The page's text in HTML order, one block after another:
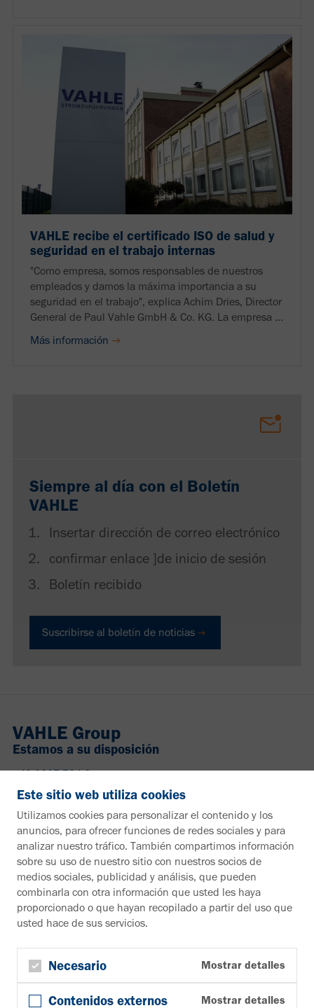
VAHLE recibe el certificado ISO de salud y
seguridad en el trabajo internas
"Como empresa, somos responsables de nuestros
empleados y damos la máxima importancia a su
seguridad en el trabajo", explica Achim Dries, Director
General de Paul Vahle GmbH & Co. KG. La empresa ...
Más información
Siempre al día con el Boletín
VAHLE
Insertar dirección de correo electrónico
confirmar enlace ]de inicio de sesión
Boletín recibido
Suscribirse al boletín de noticias
VAHLE Group
Estamos a su disposición
+49 2307 704-0
info@vahle.de
Paul Vahle GmbH & Co. KG
Westicker Str. 52
59174 Kamen
Alemania
¿Desea más información?
Material informativo
A la zona de descargas
Boletín
Suscribirse al boletín de noticias
Síguenos en
Este sitio web utiliza cookies
Utilizamos cookies para personalizar el contenido y los
anuncios, para ofrecer funciones de redes sociales y para
analizar nuestro tráfico. También compartimos información
sobre su uso de nuestro sitio con nuestros socios de
medios sociales, publicidad y análisis, que pueden
combinarla con otra información que usted les haya
proporcionado o que hayan recopilado a partir del uso que
usted hace de sus servicios.
Necesario Mostrar detalles
Contenidos externos Mostrar detalles